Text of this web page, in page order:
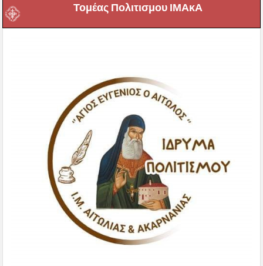
Τομέας Πολιτισμου ΙΜΑκΑ